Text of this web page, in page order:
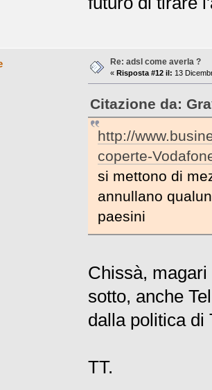
Re: adsl come averla ?
« Risposta #12 il: 13
Citazione da:
http://
coperte-
si mettono di
annullano
paesini
Chissà,
sotto, anche
dalla politica di
TT.